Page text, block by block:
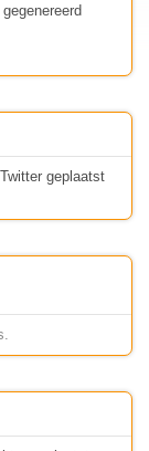
geplaatst